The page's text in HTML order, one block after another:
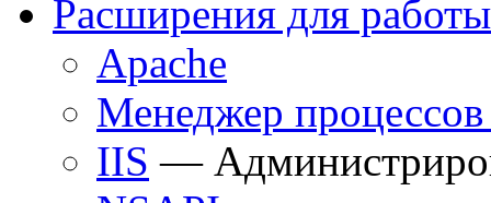
Расширения для
Apache
Менеджер
IIS —